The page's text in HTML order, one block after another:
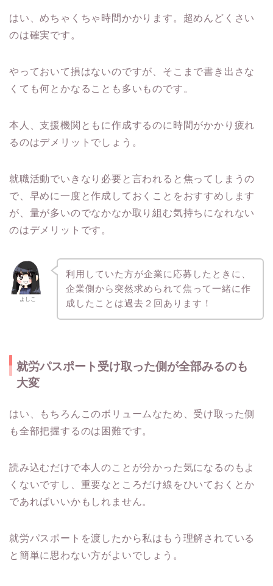
はい、めちゃくちゃ時間かかります。超めんどくさい
のは確実です。
やっておいて損はないのですが、そこまで書き出さな
くても何とかなることも多いものです。
本人、支援機関ともに作成するのに時間がかかり疲れ
るのはデメリットでしょう。
就職活動でいきなり必要と言われると焦ってしまうの
で、早めに一度と作成しておくことをおすすめします
が、量が多いのでなかなか取り組む気持ちになれない
のはデメリットです。
よしこ
利用していた方が企業に応募したときに、
企業側から突然求められて焦って一緒に作
成したことは過去２回あります！
就労パスポート受け取った側が全部みるのも
大変
はい、もちろんこのボリュームなため、受け取った側
も全部把握するのは困難です。
読み込むだけで本人のことが分かった気になるのもよ
くないですし、重要なところだけ線をひいておくとか
であればいいかもしれません。
就労パスポートを渡したから私はもう理解されている
と簡単に思わない方がよいでしょう。